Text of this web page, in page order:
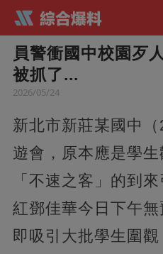
員警衝國中校園歹
被抓了...
2026/05/24
新北市新莊某國中
遊會，原本應是學
「不速之客」的到
紅鄧佳華今日下午
即吸引大批學生圍